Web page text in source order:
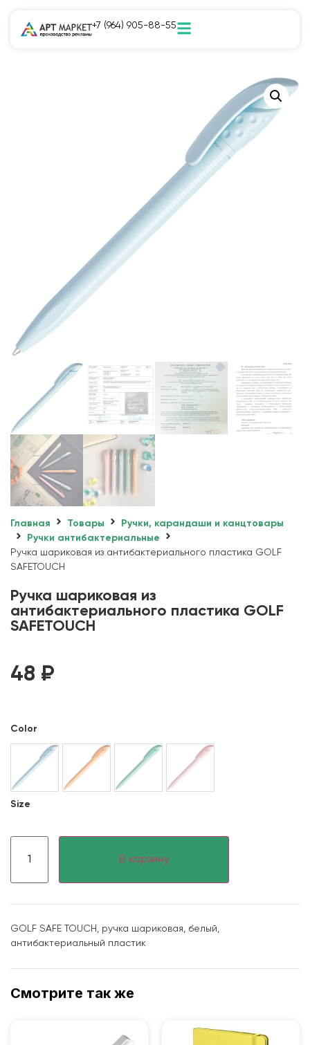
+7 (964) 905-88-55
Главная Товары
Ручки, карандаши и канцтовары
Ручки антибактериальные
Ручка шариковая из антибактериального пластика GOLF
SAFETOUCH
Ручка шариковая из
антибактериального пластика GOLF
SAFETOUCH
48 ₽
Color
Size
В корзину
GOLF SAFE TOUCH, ручка шариковая, белый,
антибактериальный пластик
Смотрите так же